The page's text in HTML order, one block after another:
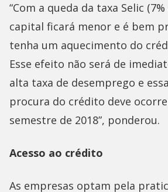
“Com a queda da taxa Selic
capital ficará menor e é bem
tenha um aquecimento do
Esse efeito não será de
alta taxa de desemprego e
procura do crédito deve
semestre de 2018”, ponderou.
Acesso ao crédito
As empresas optam pela